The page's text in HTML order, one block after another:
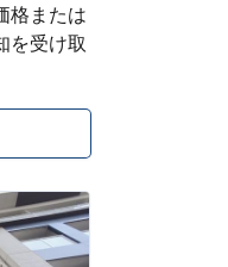
格または
を受け取